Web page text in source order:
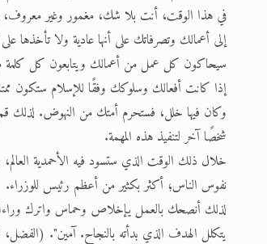
في هذا الوقت، أنت بلا شك، مغمور وغير معروف،
إلى أعمالك وتصرفاتك على أنها عادية ولا تأخذها
سيحاكون كل عمل من أعمالك ويتابعون كل
إذا كانت أفعالك وسلوكك وفقًا للإسلام ستكون
وكان فيها خلل، فستحرم أمتك من النهوض. لذلك قم
شخصًا آخر لتنفيذ هذه المهمة.
خلال ذلك الوقت الذي ستسود فيه الأحمدية
نفوس الناس؛ أكثر بكثير من أعظم رئيس للوزراء.
لذلك أنصحك بالعمل يإخلاص وحماس واترك وراءك
يتكلل الهدف الذي بدأته بالنجاح. آمين". (الفضل، 6 مايو/أيار 1947)